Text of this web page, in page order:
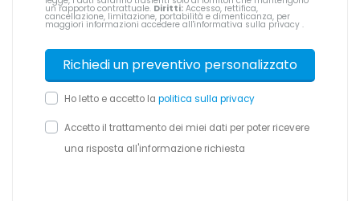
un rapporto contrattuale. Diritti: Accesso, rettifica,
cancellazione, limitazione, portabilità e dimenticanza, per
maggiori informazioni accedere all'informativa sulla privacy .
Ho letto e accetto la politica sulla privacy
Accetto il trattamento dei miei dati per poter ricevere
una risposta all'informazione richiesta